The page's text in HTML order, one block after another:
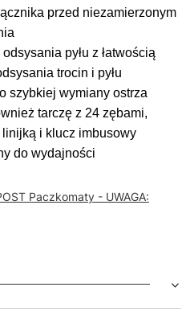
przed niezamierzonym
pyłu z łatwością
trocin i pyłu
szybkiej wymiany ostrza
tarczę z 24 zębami,
i klucz imbusowy
do wydajności
Paczkomaty - UWAGA: